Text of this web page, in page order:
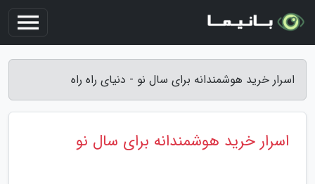
اسرار خرید هوشمندانه برای سال نو - دنیای راه راه
اسرار خرید هوشمندانه برای سال نو